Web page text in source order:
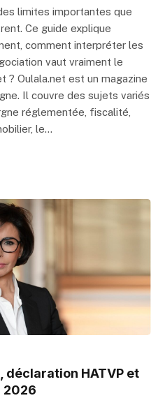
limites importantes que
Ce guide explique
comment interpréter les
vaut vraiment le
? Oulala.net est un magazine
Il couvre des sujets variés
réglementée, fiscalité,
le…
déclaration HATVP et
2026